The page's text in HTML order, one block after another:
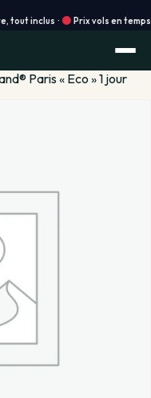
inclus · Prix vols en temps réel
Paris « Eco » 1 jour